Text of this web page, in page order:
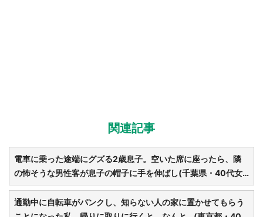
関連記事
電車に乗った途端にグズる2歳息子。空いた席に座ったら、隣
の怖そうな男性客が息子の帽子に手を伸ばし(千葉県・40代女
性)
通勤中に自転車がパンクし、知らない人の家に置かせてもらう